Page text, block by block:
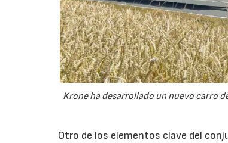
Krone ha desarrollado un nuevo carro
Otro de los elementos clave del